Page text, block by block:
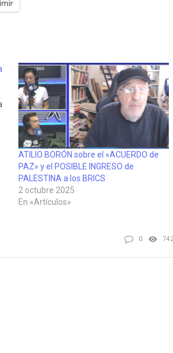
ATILIO BORÓN sobre el «ACUERDO de
PAZ» y el POSIBLE INGRESO de
PALESTINA a los BRICS
2 octubre 2025
En «Artículos»
0 742